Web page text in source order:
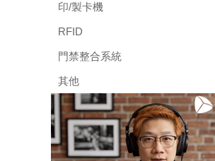
印/製卡機
RFID
門禁整合系統
其他